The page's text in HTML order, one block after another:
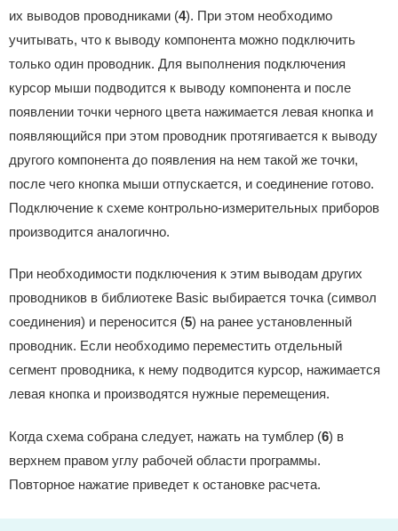
их выводов проводниками (4). При этом необходимо
учитывать, что к выводу компонента можно подключить
только один проводник. Для выполнения подключения
курсор мыши подводится к выводу компонента и после
появлении точки черного цвета нажимается левая кнопка и
появляющийся при этом проводник протягивается к выводу
другого компонента до появления на нем такой же точки,
после чего кнопка мыши отпускается, и соединение готово.
Подключение к схеме контрольно-измерительных приборов
производится аналогично.
При необходимости подключения к этим выводам других
проводников в библиотеке Basic выбирается точка (символ
соединения) и переносится (5) на ранее установленный
проводник. Если необходимо переместить отдельный
сегмент проводника, к нему подводится курсор, нажимается
левая кнопка и производятся нужные перемещения.
Когда схема собрана следует, нажать на тумблер (6) в
верхнем правом углу рабочей области программы.
Повторное нажатие приведет к остановке расчета.